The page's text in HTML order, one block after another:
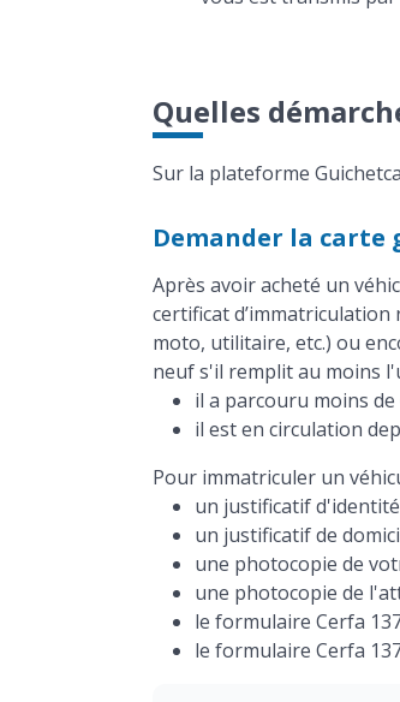
Quelles
Sur la plateforme
Demander la carte
Après avoir acheté un
certificat
moto, utilitaire, etc.) ou
neuf s'il remplit au moins
il a parcouru moins
il est en circulation
Pour immatriculer un
un justificatif
un justificatif de
une photocopie de
une photocopie de
le formulaire Cerfa
le formulaire Cerfa